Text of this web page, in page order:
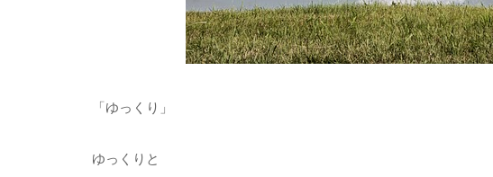
「ゆっくり」
ゆっくりと